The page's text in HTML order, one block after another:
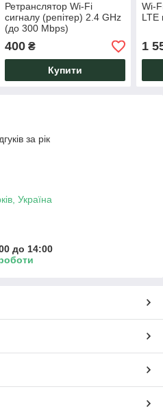
Ретранслятор Wi-Fi
сигналу (репітер) 2.4 GHz
(до 300 Mbps)
400₴
Купити
Wi-
LTE
1
за рік
Україна
до 14:00